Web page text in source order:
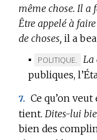
même chose. Il a
Être appelé à
de choses, il a
▪
MARQUE
DE
:
POLITIQUE. La
publiques,
7. Ce qu’on
tient. Dites-lui
bien des